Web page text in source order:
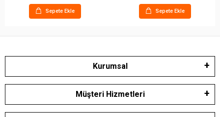
Sepete Ekle Sepete Ekle
Kurumsal
Müşteri Hizmetleri